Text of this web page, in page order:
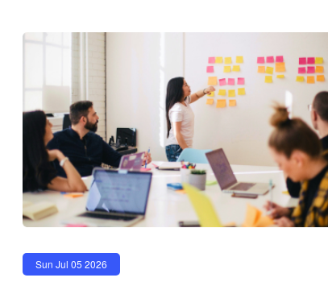
Sun Jul 05 2026